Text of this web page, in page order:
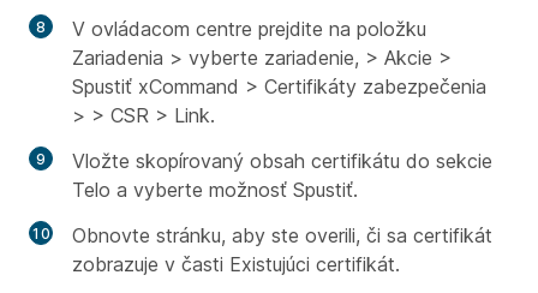
V ovládacom centre prejdite na položku
Zariadenia > vyberte zariadenie, > Akcie >
Spustiť xCommand > Certifikáty zabezpečenia
> > CSR > Link.
Vložte skopírovaný obsah certifikátu do sekcie
Telo a vyberte možnosť Spustiť.
Obnovte stránku, aby ste overili, či sa certifikát
zobrazuje v časti Existujúci certifikát.